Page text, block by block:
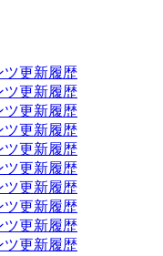
ツ更新履歴
ツ更新履歴
ツ更新履歴
ツ更新履歴
ツ更新履歴
ツ更新履歴
ツ更新履歴
ツ更新履歴
ツ更新履歴
ツ更新履歴